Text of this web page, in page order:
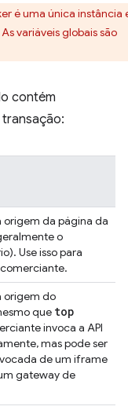
é uma única instância
variáveis globais são
contém
origem da página da
o
Use isso para
origem do
que top
invoca a API
mas pode ser
de um iframe
gateway de